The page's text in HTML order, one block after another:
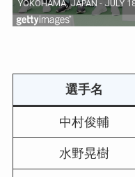
選手名
中村俊輔
水野晃樹